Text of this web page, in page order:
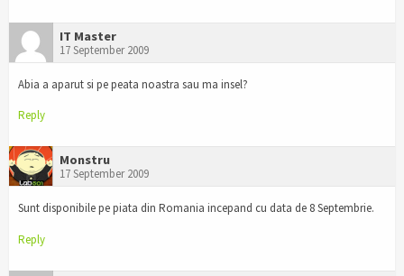
IT Master
17 September 2009
Abia a aparut si pe peata noastra sau ma insel?
Reply
Monstru
17 September 2009
Sunt disponibile pe piata din Romania incepand cu data de 8 Septembrie.
Reply